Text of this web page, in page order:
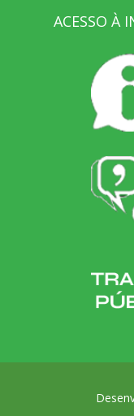
ACESSO À